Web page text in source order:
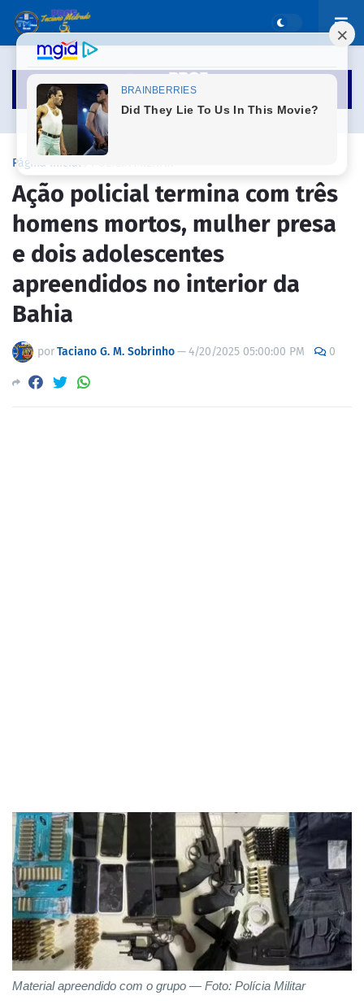
Página inicial
Ação policial termina com três
homens mortos, mulher presa
e dois adolescentes
apreendidos no interior da
Bahia
porTaciano G. M. Sobrinho—4/20/2025 05:00:00 PM 0
Material apreendido com o grupo — Foto: Polícia Militar